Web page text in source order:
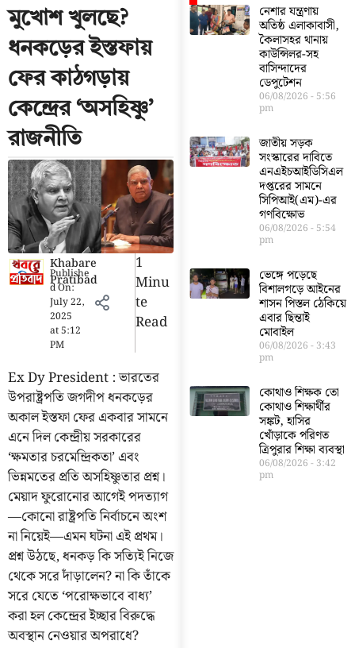
মুখোশ খুলছে?
ধনকড়ের ইস্তফায়
ফের কাঠগড়ায়
কেন্দ্রের ‘অসহিষ্ণু’
রাজনীতি
Khabare
Pratibad
Publishe
d On:
July 22,
2025
at5:12
PM
1
Minu
Te
Read
Ex Dy President : ভারতের
উপরাষ্ট্রপতি জগদীপ ধনকড়ের
অকাল ইস্তফা ফের একবার সামনে
এনে দিল কেন্দ্রীয় সরকারের
‘ক্ষমতার চরমেন্দ্রিকতা’ এবং
ভিন্নমতের প্রতি অসহিষ্ণুতার প্রশ্ন।
মেয়াদ ফুরোনোর আগেই পদত্যাগ
—কোনো রাষ্ট্রপতি নির্বাচনে অংশ
না নিয়েই—এমন ঘটনা এই প্রথম।
প্রশ্ন উঠছে, ধনকড় কি সত্যিই নিজে
থেকে সরে দাঁড়ালেন? না কি তাঁকে
সরে যেতে ‘পরোক্ষভাবে বাধ্য’
করা হল কেন্দ্রের ইচ্ছার বিরুদ্ধে
অবস্থান নেওয়ার অপরাধে?
নেশার যন্ত্রণায়
অতিষ্ঠ এলাকাবাসী,
কৈলাসহর থানায়
কাউন্সিলর-সহ
বাসিন্দাদের
ডেপুটেশন
06/08/2026 5:56
pm
জাতীয় সড়ক
সংস্কারের দাবিতে
এনএইচআইডিসিএল
দপ্তরের সামনে
সিপিআই(এম)-এর
গণবিক্ষোভ
06/08/2026 5:54
pm
ভেঙ্গে পড়েছে
বিশালগড়ে আইনের
শাসন পিস্তল ঠেকিয়ে
এবার ছিন্তাই
মোবাইল
06/08/2026 3:43
pm
কোথাও শিক্ষক তো
কোথাও শিক্ষার্থীর
সঙ্কট, হাসির
খোঁড়াকে পরিণত
ত্রিপুরার শিক্ষা ব্যবস্থা
06/08/2026 3:42
pm